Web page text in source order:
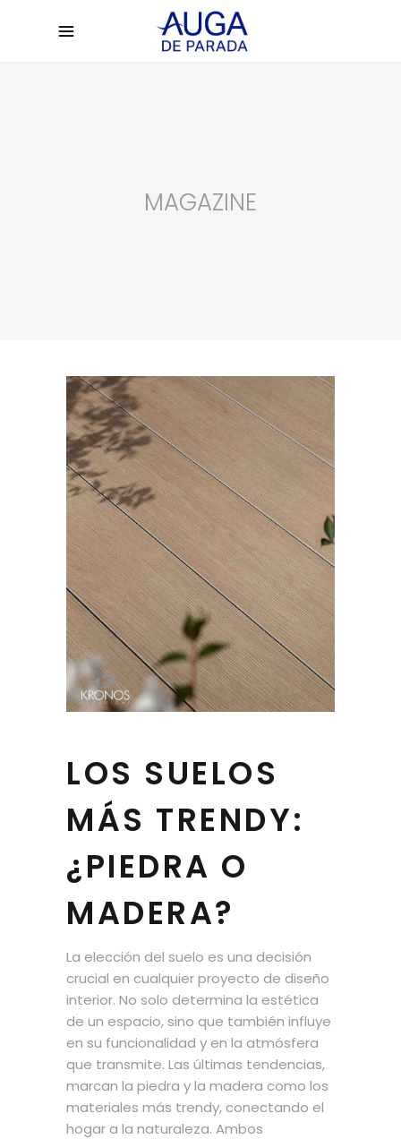
MAGAZINE
LOS SUELOS
MÁS TRENDY:
¿PIEDRA O
MADERA?
La elección del suelo es una decisión
crucial en cualquier proyecto de diseño
interior. No solo determina la estética
de un espacio, sino que también influye
en su funcionalidad y en la atmósfera
que transmite. Las últimas tendencias,
marcan la piedra y la madera como los
materiales más trendy, conectando el
hogar a la naturaleza. Ambos